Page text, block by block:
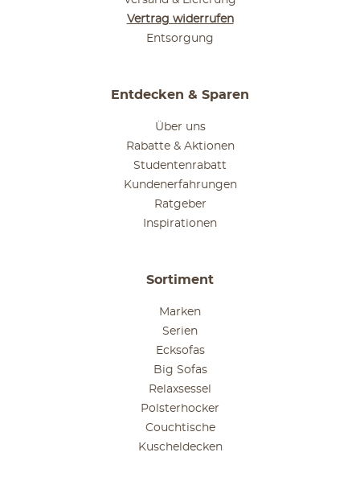
Vertrag widerrufen
Entsorgung
Entdecken & Sparen
Über uns
Rabatte & Aktionen
Studentenrabatt
Kundenerfahrungen
Ratgeber
Inspirationen
Sortiment
Marken
Serien
Ecksofas
Big Sofas
Relaxsessel
Polsterhocker
Couchtische
Kuscheldecken